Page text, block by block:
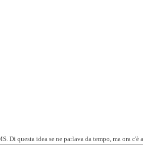
questa idea se ne parlava da tempo, ma ora c'è